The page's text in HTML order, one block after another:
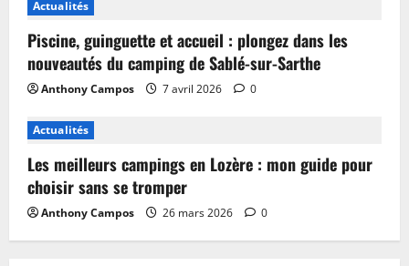
Actualités
Piscine, guinguette et accueil : plongez dans les
nouveautés du camping de Sablé-sur-Sarthe
Anthony Campos 7 avril 2026 0
Actualités
Les meilleurs campings en Lozère : mon guide pour
choisir sans se tromper
Anthony Campos 26 mars 2026 0